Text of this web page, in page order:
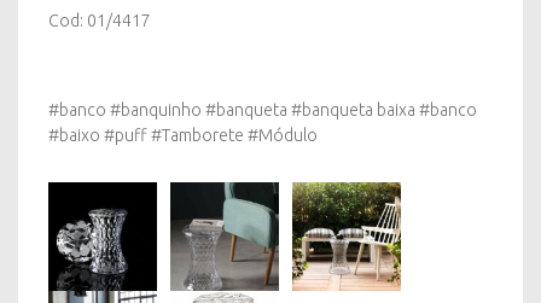
Cod: 01/4417
#banco #banquinho #banqueta #banqueta baixa #banco
#baixo #puff #Tamborete #Módulo